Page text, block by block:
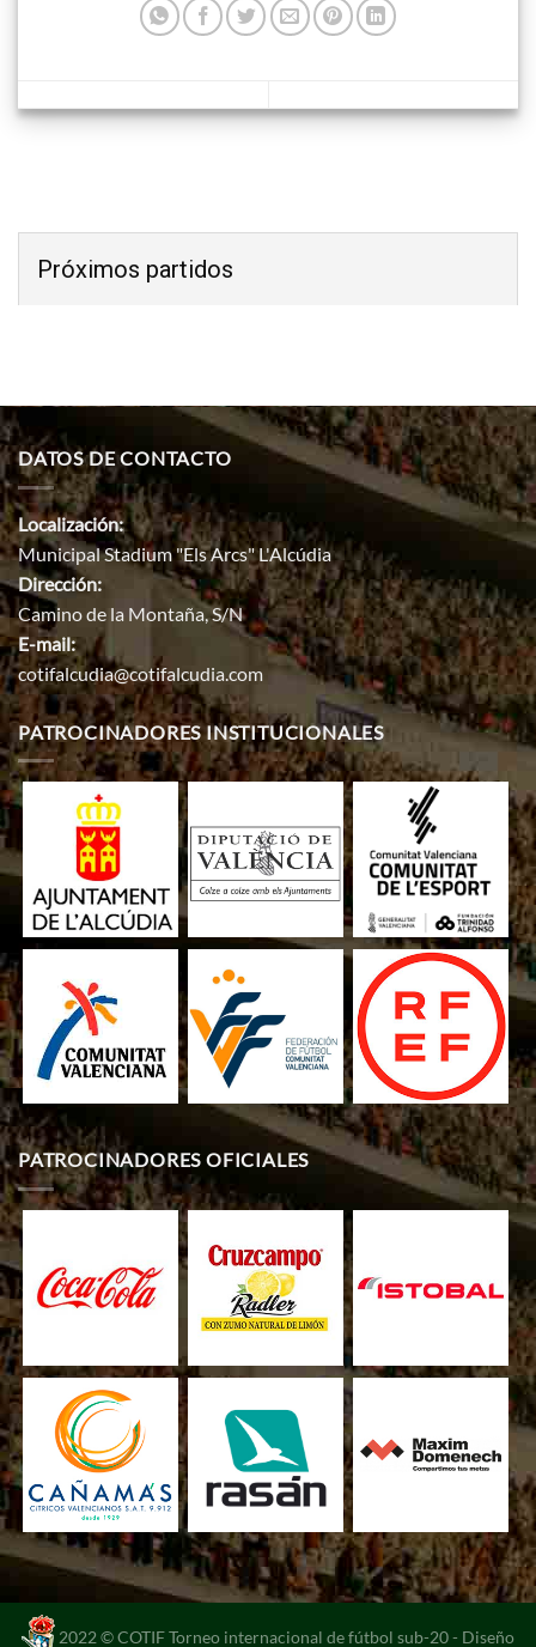
Próximos partidos
DATOS DE CONTACTO
Localización:
Municipal Stadium "Els Arcs" L'Alcúdia
Dirección:
Camino de la Montaña, S/N
E-mail:
cotifalcudia@cotifalcudia.com
PATROCINADORES INSTITUCIONALES
PATROCINADORES OFICIALES
2022 © COTIF Torneo internacional de fútbol sub-20 - Diseño